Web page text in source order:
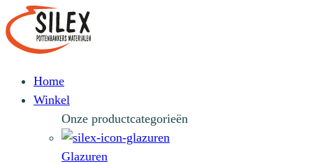
Home
Winkel
Onze productcategorieën
Glazuren